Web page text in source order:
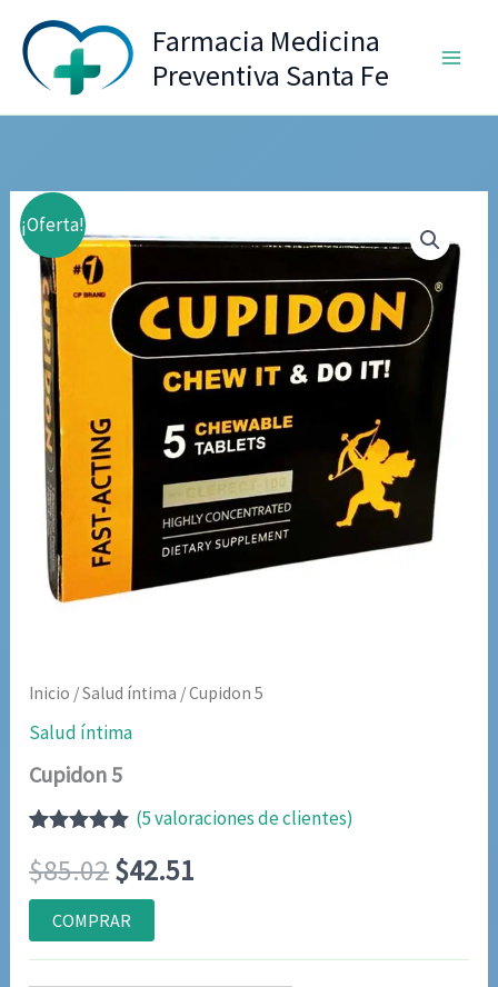
contenido
Farmacia Medicina
Preventiva Santa Fe
¡Oferta!
Inicio /Salud íntima / Cupidon 5
Salud íntima
Cupidon 5
con5.00de
5 en base a
valoraciones
de clientes
(5valoraciones de clientes)
$85.02El
precio
original
$42.51
actual
COMPRAR